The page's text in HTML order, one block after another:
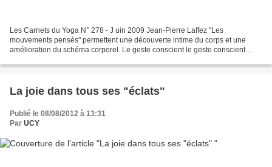
Les Carnets du Yoga N° 278 - J uin 2009 Jean-Pierre Laffez "Les
mouvements pensés" permettent une découverte intime du corps et une
amélioration du schéma corporel. Le geste conscient le geste conscient
La joie dans tous ses "éclats"
Publié le 08/08/2012 à 13:31
Par UCY